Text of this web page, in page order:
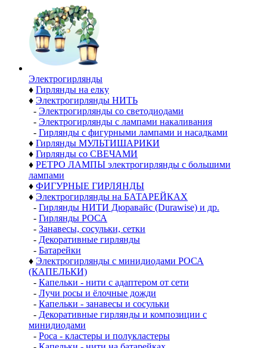
Электро­гирлянды
♦ Гирлянды на елку
♦ Электрогирлянды НИТЬ
- Электрогирлянды со светодиодами
- Электрогирлянды с лампами накаливания
- Гирлянды с фигурными лампами и насадками
♦ Гирлянды МУЛЬТИШАРИКИ
♦ Гирлянды со СВЕЧАМИ
♦ РЕТРО ЛАМПЫ электрогирлянды с большими
лампами
♦ ФИГУРНЫЕ ГИРЛЯНДЫ
♦ Электрогирлянды на БАТАРЕЙКАХ
- Гирлянды НИТИ Дюравайс (Durawise) и др.
- Гирлянды РОСА
- Занавесы, сосульки, сетки
- Декоративные гирлянды
- Батарейки
♦ Электрогирлянды с минидиодами РОСА
(КАПЕЛЬКИ)
- Капельки - нити с адаптером от сети
- Лучи росы и ёлочные дожди
- Капельки - занавесы и сосульки
- Декоративные гирлянды и композиции с
минидиодами
- Роса - кластеры и полукластеры